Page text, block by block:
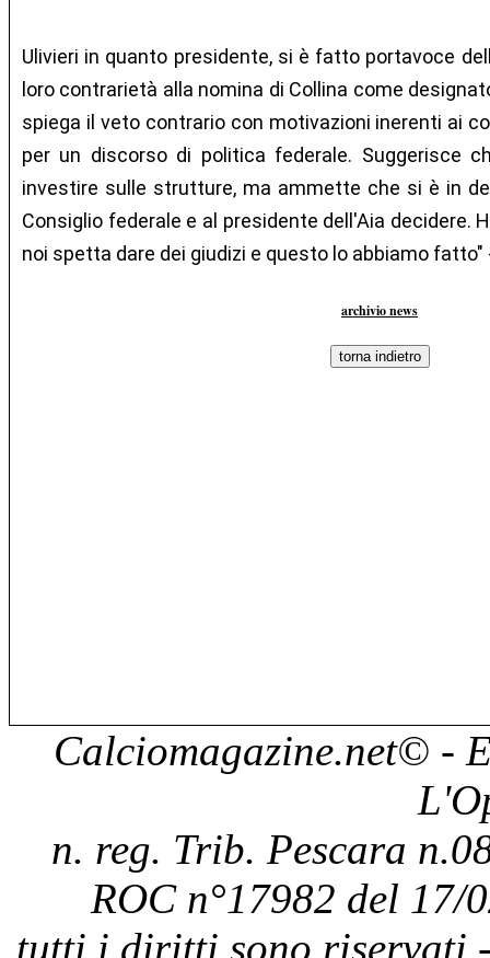
Ulivieri in quanto presidente, si è fatto portavoce
loro contrarietà alla nomina di Collina come
spiega il veto contrario con motivazioni inerenti ai
per un discorso di politica federale. Suggerisce
investire sulle strutture, ma ammette che si è in
Consiglio federale e al presidente dell'Aia decidere.
noi spetta dare dei giudizi e questo lo abbiamo
archivio news
Calciomagazine.net© -
n. reg. Trib. Pescara
ROC n°17982 del 17/
tutti i diritti sono riservati